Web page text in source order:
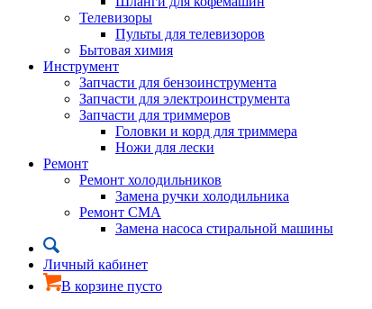
Телевизоры
Пульты для телевизоров
Бытовая химия
Инструмент
Запчасти для бензоинструмента
Запчасти для электроинструмента
Запчасти для триммеров
Головки и корд для триммера
Ножи для лески
Ремонт
Ремонт холодильников
Замена ручки холодильника
Ремонт СМА
Замена насоса стиральной машины
Личный кабинет
В корзине пусто